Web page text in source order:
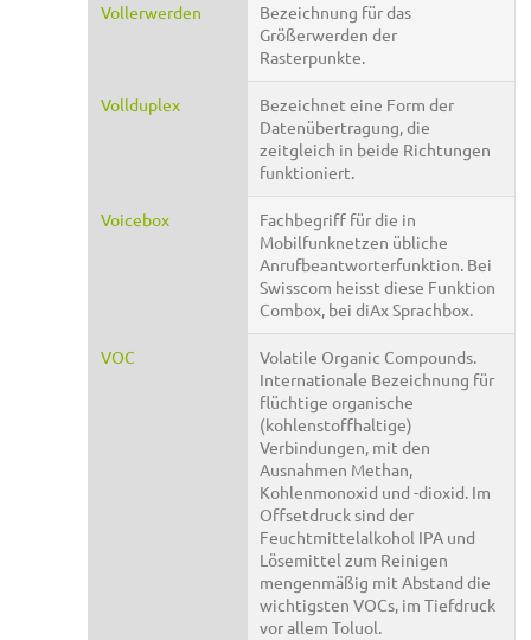
Vollerwerden
Bezeichnung für das
Größerwerden der
Rasterpunkte.
Vollduplex
Bezeichnet eine Form der
Datenübertragung, die
zeitgleich in beide Richtungen
funktioniert.
Voicebox
Fachbegriff für die in
Mobilfunknetzen übliche
Anrufbeantworterfunktion. Bei
Swisscom heisst diese Funktion
Combox, bei diAx Sprachbox.
VOC
Volatile Organic Compounds.
Internationale Bezeichnung für
flüchtige organische
(kohlenstoffhaltige)
Verbindungen, mit den
Ausnahmen Methan,
Kohlenmonoxid und -dioxid. Im
Offsetdruck sind der
Feuchtmittelalkohol IPA und
Lösemittel zum Reinigen
mengenmäßig mit Abstand die
wichtigsten VOCs, im Tiefdruck
vor allem Toluol.